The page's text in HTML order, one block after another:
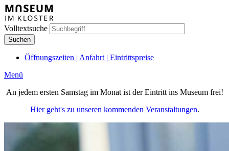
Direkt
zum
Inhalt
Volltextsuche
Meta
Öffnungszeiten | Anfahrt | Eintrittspreise
Hauptnavigation
(Mobile)
Menü
An jedem ersten Samstag im Monat ist der Eintritt ins Museum frei!
Hier geht's zu unseren kommenden Veranstaltungen.